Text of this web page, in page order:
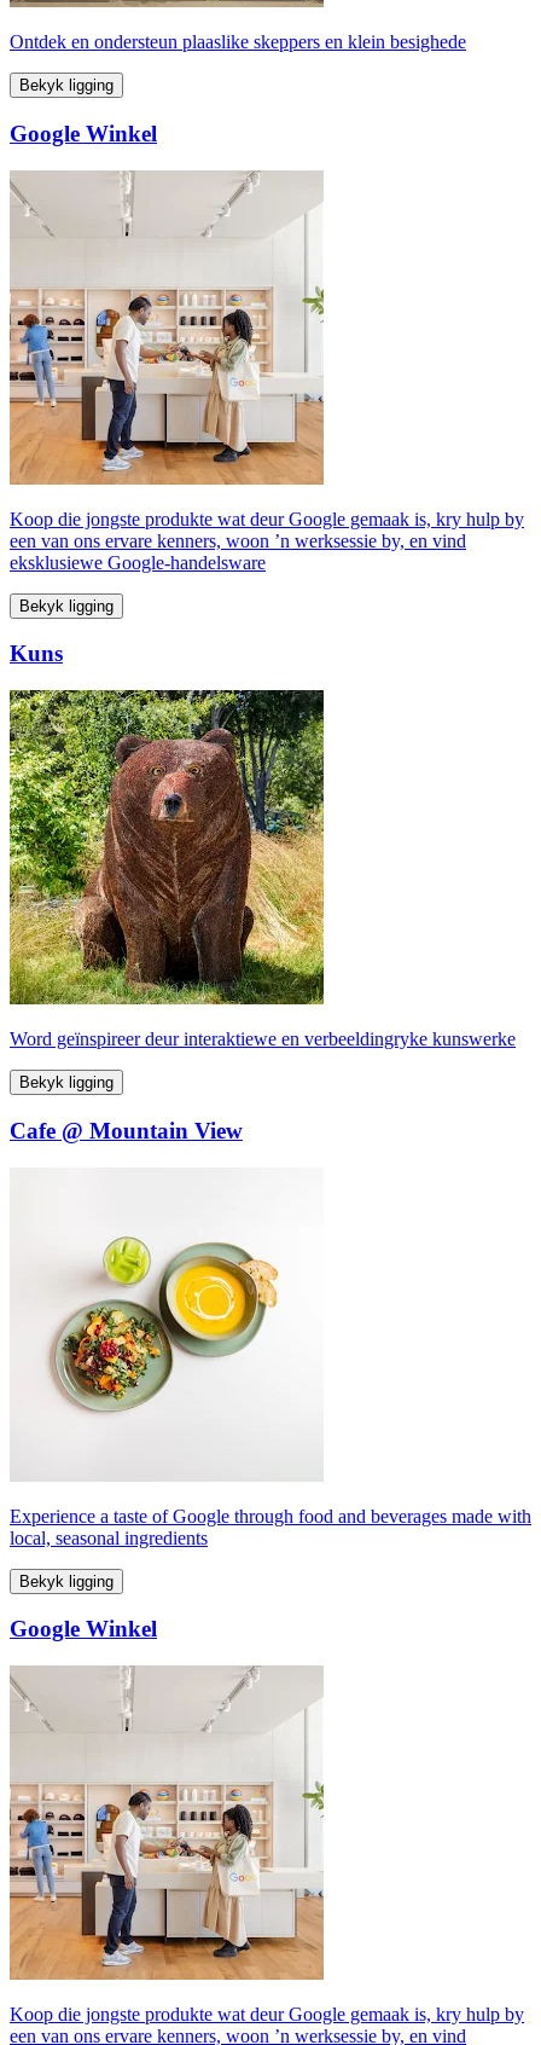
Ontdek en ondersteun plaaslike skeppers en klein besighede
Bekyk ligging
Google Winkel
Koop die jongste produkte wat deur Google gemaak is, kry hulp by
een van ons ervare kenners, woon ’n werksessie by, en vind
eksklusiewe Google-handelsware
Bekyk ligging
Kuns
Word geïnspireer deur interaktiewe en verbeeldingryke kunswerke
Bekyk ligging
Cafe @ Mountain View
Experience a taste of Google through food and beverages made with
local, seasonal ingredients
Bekyk ligging
Google Winkel
Koop die jongste produkte wat deur Google gemaak is, kry hulp by
een van ons ervare kenners, woon ’n werksessie by, en vind